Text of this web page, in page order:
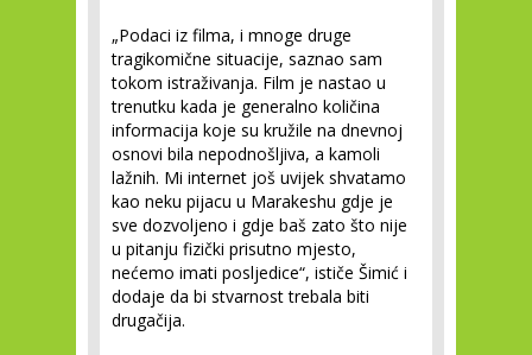
„Podaci iz filma, i mnoge druge
tragikomične situacije, saznao sam
tokom istraživanja. Film je nastao u
trenutku kada je generalno količina
informacija koje su kružile na dnevnoj
osnovi bila nepodnošljiva, a kamoli
lažnih. Mi internet još uvijek shvatamo
kao neku pijacu u Marakeshu gdje je
sve dozvoljeno i gdje baš zato što nije
u pitanju fizički prisutno mjesto,
nećemo imati posljedice“, ističe Šimić i
dodaje da bi stvarnost trebala biti
drugačija.